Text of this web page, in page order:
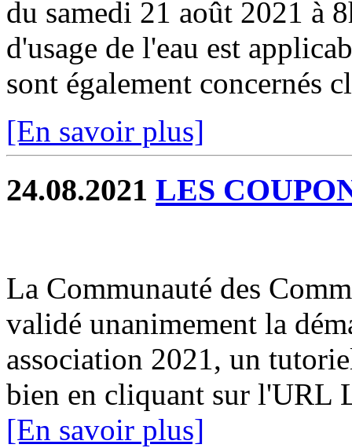
du samedi 21 août 2021 à
d'usage de l'eau est
sont également concernés
[En savoir plus]
24.08.2021 LES
La Communauté des
validé unanimement la
association 2021, un
bien en cliquant sur l'URL
[En savoir plus]